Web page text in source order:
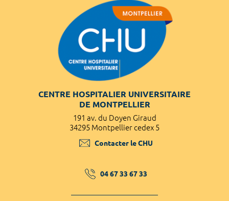
CENTRE HOSPITALIER UNIVERSITAIRE
DE MONTPELLIER
191 av. du Doyen Giraud
34295 Montpellier cedex 5
Contacter le CHU
04 67 33 67 33